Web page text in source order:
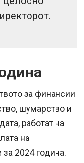
за финансии
шумарство и
работат на
на
2024 година.